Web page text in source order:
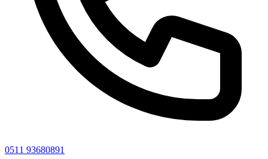
0511 93680891